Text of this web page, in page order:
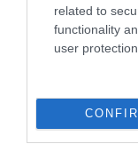
related to
functionality
user protection.